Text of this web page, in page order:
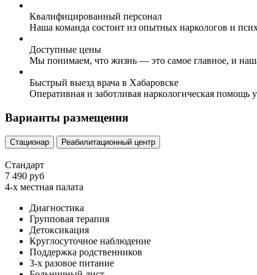
Квалифицированный персонал
Наша команда состоит из опытных наркологов и
Доступные цены
Мы понимаем, что жизнь — это самое главное, и
Быстрый выезд врача в Хабаровске
Оперативная и заботливая наркологическая помощь
Варианты размещения
Стационар Реабилитационный центр
Стандарт
7 490 руб
4-х местная палата
Диагностика
Групповая терапия
Детоксикация
Круглосуточное наблюдение
Поддержка родственников
3-х разовое питание